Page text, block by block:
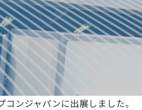
コンジャパンに出展しました。